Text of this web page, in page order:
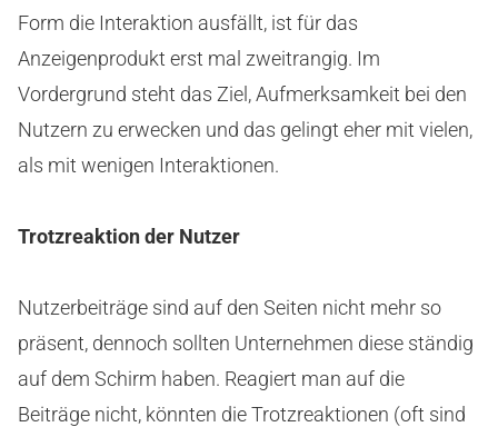
Form die Interaktion ausfällt, ist für das
Anzeigenprodukt erst mal zweitrangig. Im
Vordergrund steht das Ziel, Aufmerksamkeit bei den
Nutzern zu erwecken und das gelingt eher mit vielen,
als mit wenigen Interaktionen.
Trotzreaktion der Nutzer
Nutzerbeiträge sind auf den Seiten nicht mehr so
präsent, dennoch sollten Unternehmen diese ständig
auf dem Schirm haben. Reagiert man auf die
Beiträge nicht, könnten die Trotzreaktionen (oft sind